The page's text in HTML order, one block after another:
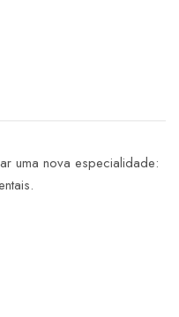
uma nova especialidade: